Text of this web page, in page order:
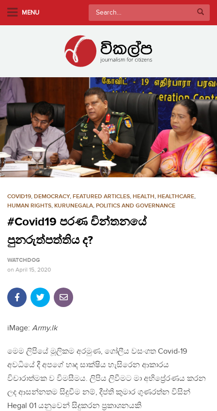
m
a
i
n
n
t
e
MENU
Search
for:
COVID19, DEMOCRACY, FEATURED ARTICLES, HEALTH, HEALTHCARE,
HUMAN RIGHTS, KURUNEGALA, POLITICS AND GOVERNANCE
#Covid19 පරණ චින්තනයේ
පුනරුත්පත්තිය ද?
WATCHDOG
on April 15, 2020
iMage: Army.lk
මෙම ලිපියේ මූලිකම අරමුණ, ගෝලීය වසංගත Covid-19
අවධියේ දී අපගේ හෘද සාක්ෂිය හැසිරෙන ආකාරය
විචාරාත්මක ව විමසීමය. ලිපිය ලිවීමට මා අභිප්‍රේරණය කරන
ලද ආසන්නතම සිදුවීම නම්, දීප්ති කුමාර ගුණරත්න විසින්
Hegal 01 යනුවෙන් සිදුකරන ප්‍රකාශනයකි